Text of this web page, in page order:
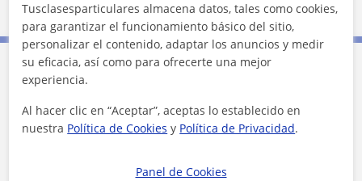
Contacta con María
Tarifa 15€/h
Tusclasesparticulares almacena datos, tales como cookies,
para garantizar el funcionamiento básico del sitio,
personalizar el contenido, adaptar los anuncios y medir
su eficacia, así como para ofrecerte una mejor
experiencia.
Al hacer clic en “Aceptar”, aceptas lo establecido en
nuestra Política de Cookies y Política de Privacidad.
Panel de Cookies